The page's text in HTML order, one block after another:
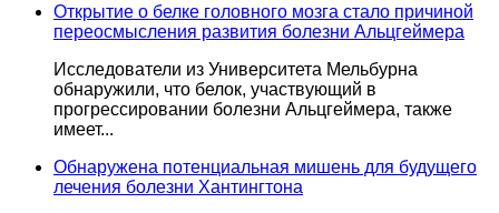
Открытие о белке головного мозга стало причиной
переосмысления развития болезни Альцгеймера
Исследователи из Университета Мельбурна
обнаружили, что белок, участвующий в
прогрессировании болезни Альцгеймера, также
имеет...
Обнаружена потенциальная мишень для будущего
лечения болезни Хантингтона